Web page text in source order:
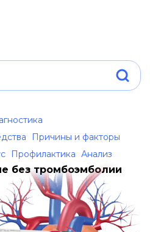
Причины и факторы
Профилактика Анализ
без тромбоэмболии